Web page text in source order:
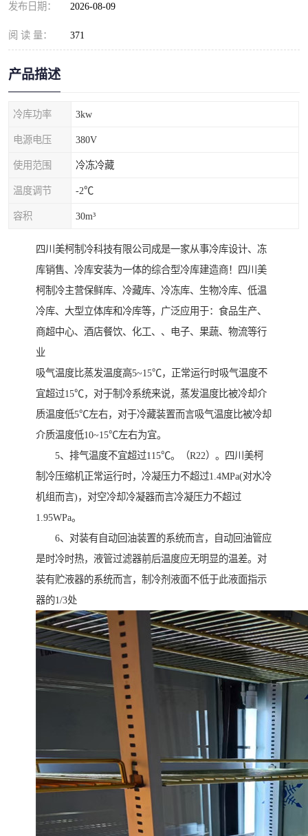
发布日期： 2026-08-09
阅 读 量： 371
产品描述
冷库功率 3kw
电源电压 380V
使用范围 冷冻冷藏
温度调节 -2℃
容积 30m³
四川美柯制冷科技有限公司成是一家从事冷库设计、冻
库销售、冷库安装为一体的综合型冷库建造商！四川美
柯制冷主营保鲜库、冷藏库、冷冻库、生物冷库、低温
冷库、大型立体库和冷库等，广泛应用于：食品生产、
商超中心、酒店餐饮、化工、、电子、果蔬、物流等行
业
吸气温度比蒸发温度高5~15℃，正常运行时吸气温度不
宜超过15℃，对于制冷系统来说，蒸发温度比被冷却介
质温度低5℃左右，对于冷藏装置而言吸气温度比被冷却
介质温度低10~15℃左右为宜。
5、排气温度不宜超过115℃。（R22）。四川美柯
制冷压缩机正常运行时，冷凝压力不超过1.4MPa(对水冷
机组而言)，对空冷却冷凝器而言冷凝压力不超过
1.95WPa。
6、对装有自动回油装置的系统而言，自动回油管应
是时冷时热，液管过滤器前后温度应无明显的温差。对
装有贮液器的系统而言，制冷剂液面不低于此液面指示
器的1/3处